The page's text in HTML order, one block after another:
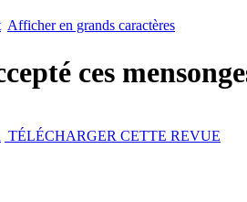
Afficher en grands caractères
ces
TÉLÉCHARGER CETTE REVUE